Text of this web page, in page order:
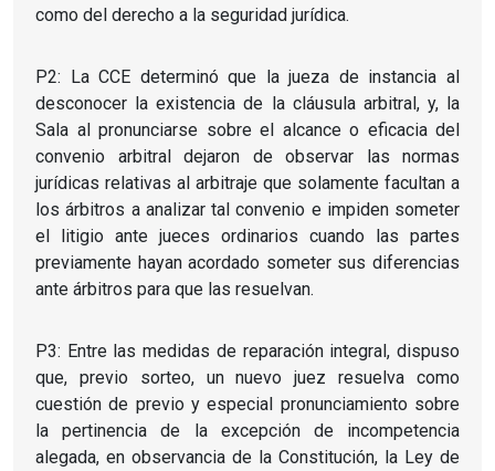
como del derecho a la seguridad jurídica.
P2: La CCE determinó que la jueza de instancia al
desconocer la existencia de la cláusula arbitral, y, la
Sala al pronunciarse sobre el alcance o eficacia del
convenio arbitral dejaron de observar las normas
jurídicas relativas al arbitraje que solamente facultan a
los árbitros a analizar tal convenio e impiden someter
el litigio ante jueces ordinarios cuando las partes
previamente hayan acordado someter sus diferencias
ante árbitros para que las resuelvan.
P3: Entre las medidas de reparación integral, dispuso
que, previo sorteo, un nuevo juez resuelva como
cuestión de previo y especial pronunciamiento sobre
la pertinencia de la excepción de incompetencia
alegada, en observancia de la Constitución, la Ley de